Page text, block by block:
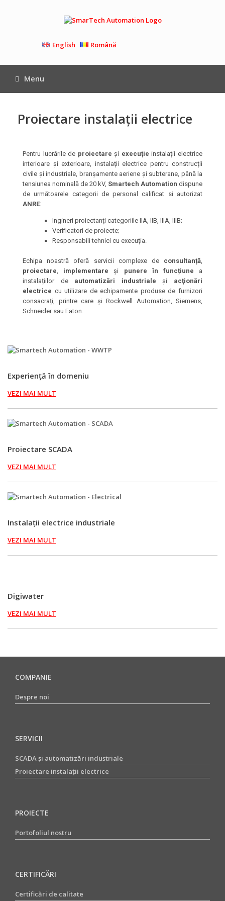
English Română
Menu
Proiectare instalații electrice
Pentru lucrările de proiectareși execuțieinstalații electrice
interioare și exterioare, instalații electrice pentru construcții
civile și industriale, branșamente aeriene și subterane, până la
tensiunea nominală de 20 kV, Smartech Automation dispune
de următoarele categorii de personal calificat si autorizat
ANRE:
Ingineri proiectanți categoriile IIA, IIB, IIIA, IIIB;
Verificatori de proiecte;
Responsabili tehnici cu execuția.
Echipa noastră oferă servicii complexe de consultanță
proiectare
implementareși punere în funcțiune a
instalațiilor de automatizări industriale și acţionări
electrice cu utilizare de echipamente produse de furnizori
consacrați, printre care și Rockwell Automation, Siemens,
Schneider sau Eaton.
Experiență în domeniu
VEZI MAI MULT
Proiectare SCADA
VEZI MAI MULT
Instalații electrice industriale
VEZI MAI MULT
Digiwater
VEZI MAI MULT
COMPANIE
Despre noi
SERVICII
SCADA și automatizări industriale
Proiectare instalații electrice
PROIECTE
Portofoliul nostru
CERTIFICĂRI
Certificări de calitate